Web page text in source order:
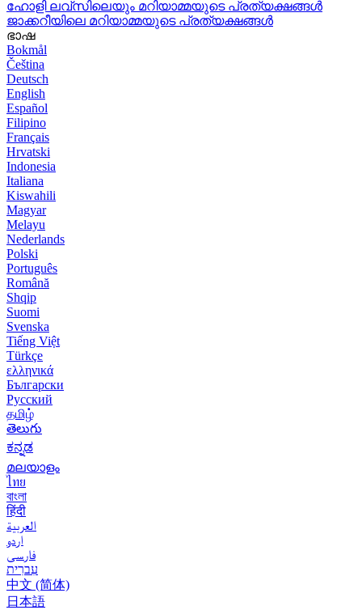
ഹോളി ലവ്‌സിലെയും മറിയാമ്മയുടെ പ്രത്യക്ഷങ്ങൾ
ജാക്കറീയിലെ മറിയാമ്മയുടെ പ്രത്യക്ഷങ്ങൾ
ഭാഷ
Bokmål
Čeština
Deutsch
English
Español
Filipino
Français
Hrvatski
Indonesia
Italiana
Kiswahili
Magyar
Melayu
Nederlands
Polski
Português
Română
Shqip
Suomi
Svenska
Tiếng Việt
Türkçe
ελληνικά
Български
Русский
தமிழ்
తెలుగు
ಕನ್ನಡ
മലയാളം
ไทย
বাংলা
हिंदी
العربية
اردو
فارسی
עִברִית
中文 (简体)
日本語